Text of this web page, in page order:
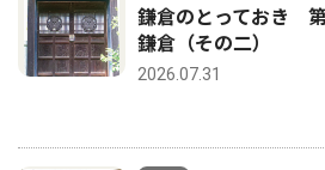
鎌倉のとっておき
鎌倉（その二）
2026.07.31